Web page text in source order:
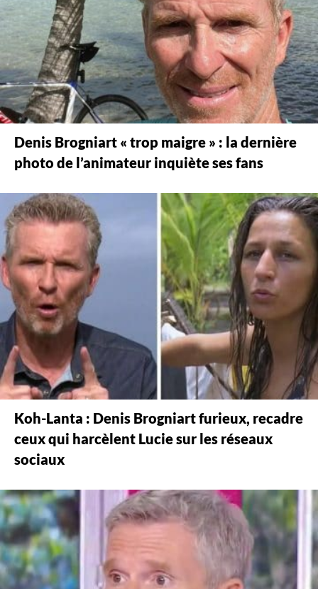
Denis Brogniart « trop maigre » : la dernière
photo de l’animateur inquiète ses fans
Koh-Lanta : Denis Brogniart furieux, recadre
ceux qui harcèlent Lucie sur les réseaux
sociaux